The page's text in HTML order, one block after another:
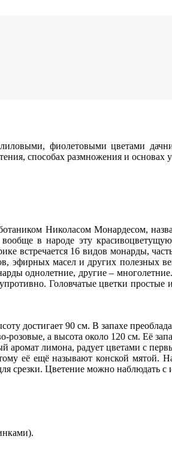
фиолетовыми цветами
способах размножения и основах
Николасом Монардесом,
в народе эту
встречается 16 видов монарды,
эфирных масел и других полезных
однолетние, другие –
Головчатые цветки
достигает 90 см. В запахе
розовые, а высота около 120 см. Её
аромат лимона, радует цветами с
её ещё называют конской
срезки. Цветение можно наблюдать с